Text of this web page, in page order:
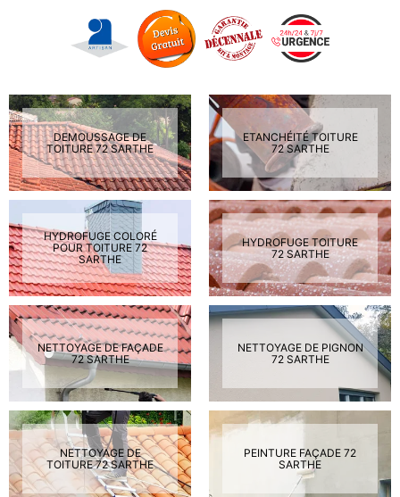
DEMOUSSAGE DE
TOITURE 72 SARTHE
ETANCHÉITÉ TOITURE
72 SARTHE
HYDROFUGE COLORÉ
POUR TOITURE 72
SARTHE
HYDROFUGE TOITURE
72 SARTHE
NETTOYAGE DE FAÇADE
72 SARTHE
NETTOYAGE DE PIGNON
72 SARTHE
NETTOYAGE DE
TOITURE 72 SARTHE
PEINTURE FAÇADE 72
SARTHE